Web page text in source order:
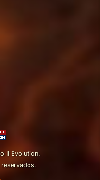
II Evolution.